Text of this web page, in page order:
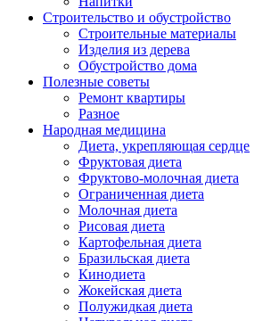
Строительство и обустройство
Строительные материалы
Изделия из дерева
Обустройство дома
Полезные советы
Ремонт квартиры
Разное
Народная медицина
Диета, укрепляющая сердце
Фруктовая диета
Фруктово-молочная диета
Ограниченная диета
Молочная диета
Рисовая диета
Картофельная диета
Бразильская диета
Кинодиета
Жокейская диета
Полужидкая диета